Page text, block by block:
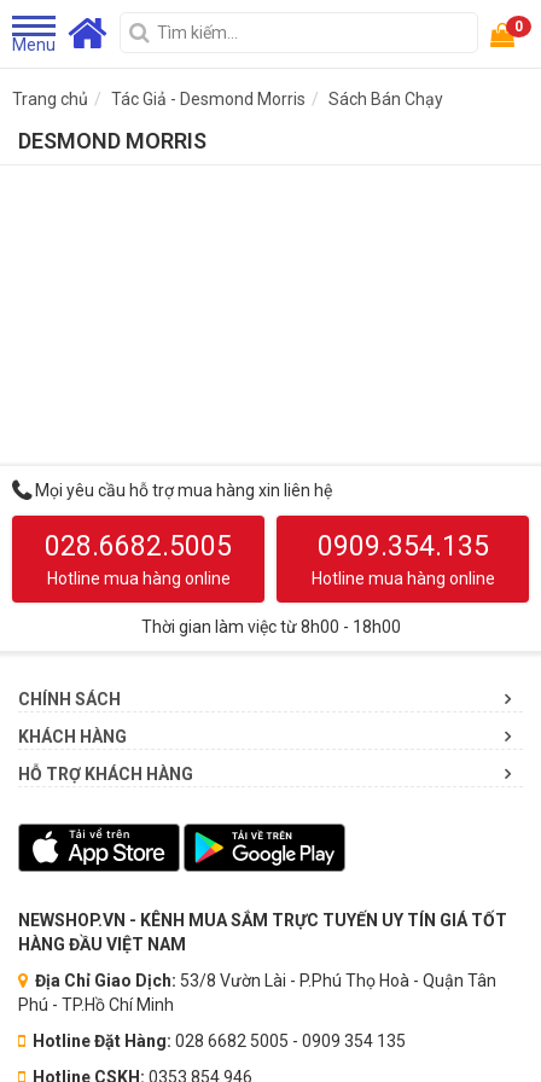
Menu
0
Trang chủ Tác Giả - Desmond Morris Sách Bán Chạy
DESMOND MORRIS
Mọi yêu cầu hỗ trợ mua hàng xin liên hệ
028.6682.5005
Hotline mua hàng online
0909.354.135
Hotline mua hàng online
Thời gian làm việc từ 8h00 - 18h00
CHÍNH SÁCH
KHÁCH HÀNG
HỖ TRỢ KHÁCH HÀNG
NEWSHOP.VN - KÊNH MUA SẮM TRỰC TUYẾN UY TÍN GIÁ TỐT
HÀNG ĐẦU VIỆT NAM
Địa Chỉ Giao Dịch: 53/8 Vườn Lài - P.Phú Thọ Hoà - Quận Tân
Phú - TP.Hồ Chí Minh
Hotline Đặt Hàng: 028 6682 5005 - 0909 354 135
Hotline CSKH: 0353.854.946